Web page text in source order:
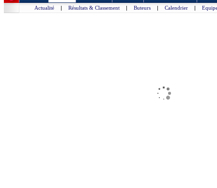
Actualité | Résultats & Classement | Buteurs | Calendrier |